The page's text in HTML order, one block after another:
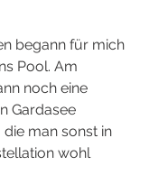
begann für mich
Pool. Am
noch eine
Gardasee
man sonst in
wohl